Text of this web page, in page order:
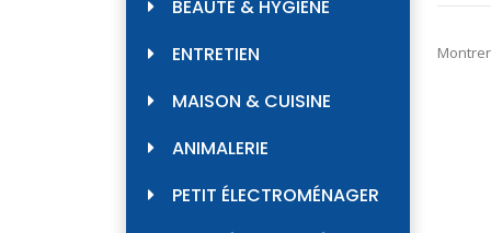
BEAUTÉ & HYGIÈNE
ENTRETIEN
MAISON & CUISINE
ANIMALERIE
PETIT ÉLECTROMÉNAGER